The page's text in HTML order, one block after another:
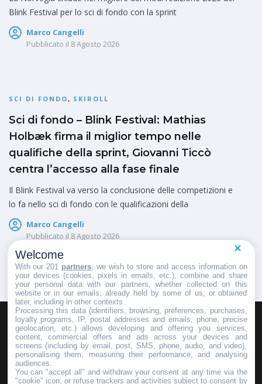
Blink Festival per lo sci di fondo con la sprint
Marco Cangelli
Pubblicato il 8 Agosto 2026
SCI DI FONDO, SKIROLL
Sci di fondo – Blink Festival: Mathias
Holbæk firma il miglior tempo nelle
qualifiche della sprint, Giovanni Ticcò
centra l’accesso alla fase finale
Il Blink Festival va verso la conclusione delle competizioni e
lo fa nello sci di fondo con le qualificazioni della
Marco Cangelli
Pubblicato il 8 Agosto 2026
HOMEPAGEREDAZIONEINVIA UN COMUNICATO STAMPA
PUBBLICITÀSCRIVI AL DIRETTORE
Welcome
With our 201 partners , we wish to store and access information on
your devices (cookies, pixels in emails, etc.), combine and share
your personal data with our partners, whether collected on this
website or in our emails, already held by some of us, or obtained
later, including in other contexts.
Processing this data (identifiers, browsing, preferences, purchases,
loyalty programs, IP, postal addresses and emails, phone, precise
geolocation, etc.) allows developing and offering you services,
content, commercial offers and ads across your devices and
screens (including by email, post, SMS, phone, audio, and video),
personalising them, measuring their performance, and analysing
audiences.
You can "accept all" and withdraw your consent at any time via the
"cookie" icon, or refuse trackers and activities subject to consent by